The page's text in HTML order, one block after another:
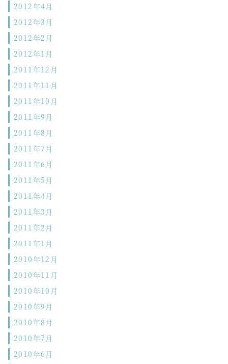
2012年4月
2012年3月
2012年2月
2012年1月
2011年12月
2011年11月
2011年10月
2011年9月
2011年8月
2011年7月
2011年6月
2011年5月
2011年4月
2011年3月
2011年2月
2011年1月
2010年12月
2010年11月
2010年10月
2010年9月
2010年8月
2010年7月
2010年6月